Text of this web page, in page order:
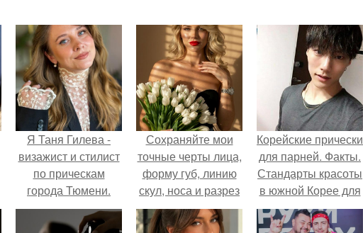
Я Таня Гилева -
визажист и стилист
по прическам
города Тюмени.
Сохраняйте мои
точные черты лица,
форму губ, линию
скул, носа и разрез
глаз.
Корейские прически
для парней. Факты.
Стандарты красоты
в южной Корее для
парней?